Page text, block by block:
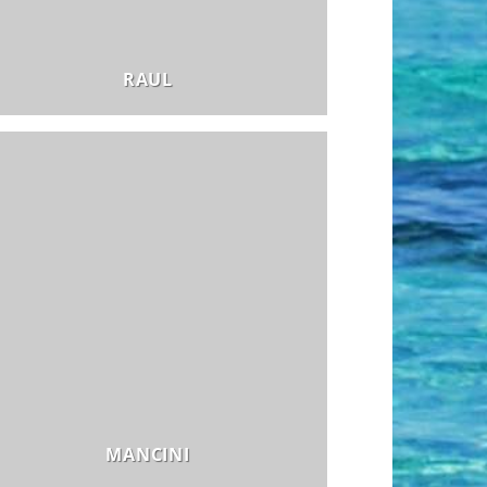
RAUL
MANCINI